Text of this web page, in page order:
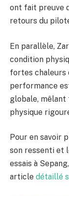
ont fait preuve
retours du
En parallèle,
condition
fortes chaleurs
performance
globale,
physique
Pour en savoir
son ressenti et
essais à
article détaillé